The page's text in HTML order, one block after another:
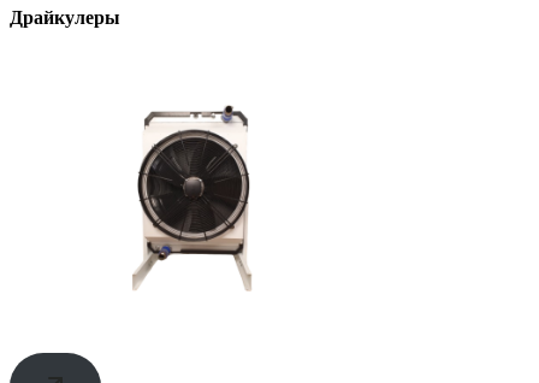
Драйкулеры